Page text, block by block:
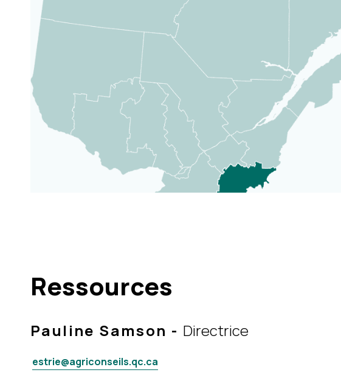
Ressources
Pauline Samson - Directrice
estrie@agriconseils.qc.ca